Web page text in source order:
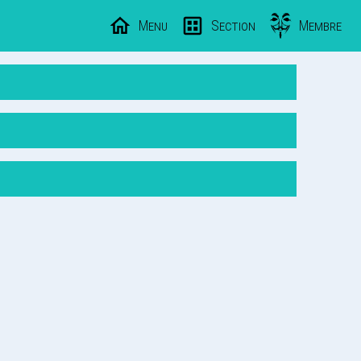
Menu Section Membre